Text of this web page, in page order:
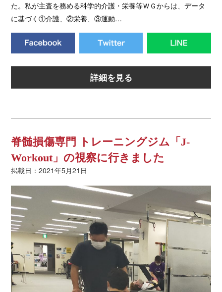
た。私が主査を務める科学的介護・栄養等ＷＧからは、データ
に基づく①介護、②栄養、③運動…
詳細を見る
脊髄損傷専門 トレーニングジム「J-
Workout」の視察に行きました
掲載日：2021年5月21日